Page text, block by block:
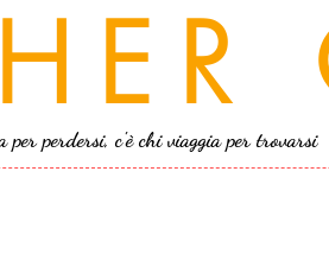
per perdersi, c'è chi viaggia per trovarsi